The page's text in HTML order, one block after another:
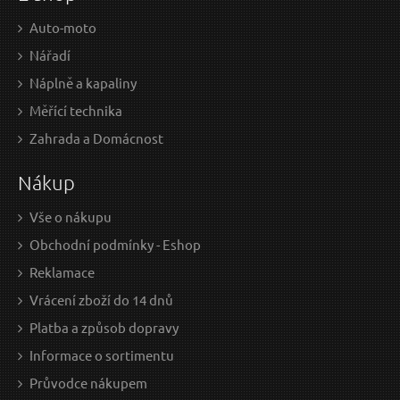
227.27 Kč bez DPH
na centrále
Auto-moto
Nářadí
Náplně a kapaliny
Měřící technika
Zahrada a Domácnost
Nákup
Vše o nákupu
Obchodní podmínky - Eshop
Reklamace
Vrácení zboží do 14 dnů
Platba a způsob dopravy
Informace o sortimentu
Průvodce nákupem